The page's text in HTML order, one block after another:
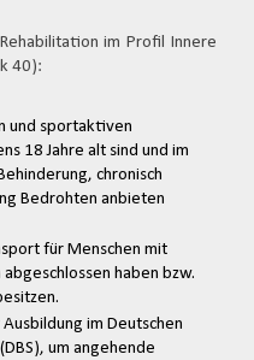
im Profil Innere
40):
und sportaktiven
18 Jahre alt sind und im
chronisch
Bedrohten anbieten
für Menschen mit
haben bzw.
im Deutschen
um angehende